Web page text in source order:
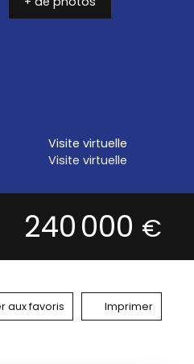
Visite virtuelle
Visite virtuelle
240 000 €
aux favoris Imprimer